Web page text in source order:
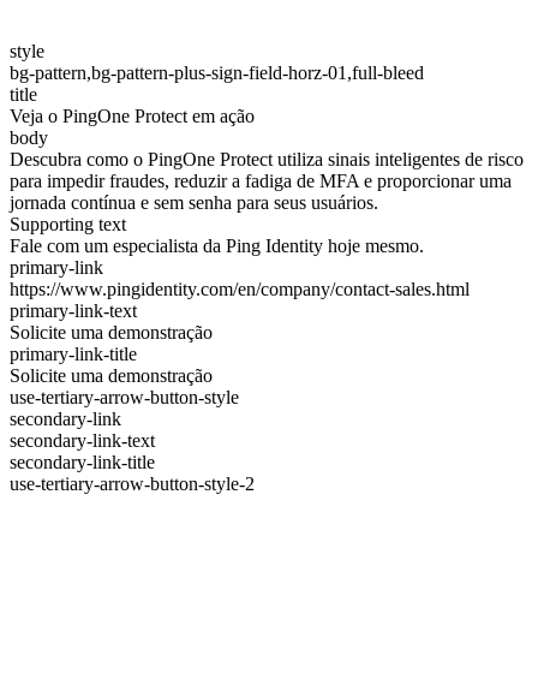
style
bg-pattern,bg-pattern-plus-sign-field-horz-01,full-bleed
title
Veja o PingOne Protect em ação
body
Descubra como o PingOne Protect utiliza sinais inteligentes de risco
para impedir fraudes, reduzir a fadiga de MFA e proporcionar uma
jornada contínua e sem senha para seus usuários.
Supporting text
Fale com um especialista da Ping Identity hoje mesmo.
primary-link
https://www.pingidentity.com/en/company/contact-sales.html
primary-link-text
Solicite uma demonstração
primary-link-title
Solicite uma demonstração
use-tertiary-arrow-button-style
secondary-link
secondary-link-text
secondary-link-title
use-tertiary-arrow-button-style-2